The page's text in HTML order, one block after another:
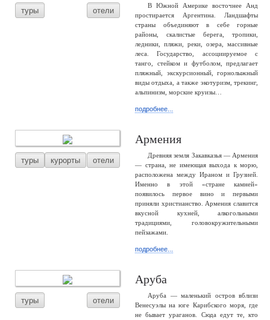
туры отели
В Южной Америке восточнее Анд
простирается Аргентина. Ландшафты
страны объединяют в себе горные
районы, скалистые берега, тропики,
ледники, пляжи, реки, озера, массивные
леса. Государство, ассоциируемое с
танго, стейком и футболом, предлагает
пляжный, экскурсионный, горнолыжный
виды отдыха, а также экотуризм, трекинг,
альпинизм, морские круизы…
подробнее...
туры курорты отели
Армения
Древняя земля Закавказья — Армения
— страна, не имеющая выхода к морю,
расположена между Ираном и Грузией.
Именно в этой «стране камней»
появилось первое вино и первыми
приняли христианство. Армения славится
вкусной кухней, алкогольными
традициями, головокружительными
пейзажами.
подробнее...
туры отели
Аруба
Аруба — маленький остров вблизи
Венесуэлы на юге Карибского моря, где
не бывает ураганов. Сюда едут те, кто